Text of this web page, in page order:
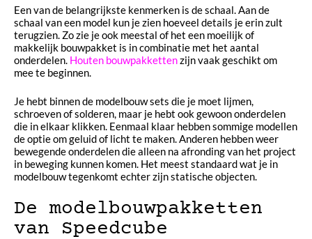
Een van de belangrijkste kenmerken is de schaal. Aan de
schaal van een model kun je zien hoeveel details je erin zult
terugzien. Zo zie je ook meestal of het een moeilijk of
makkelijk bouwpakket is in combinatie met het aantal
onderdelen. Houten bouwpakkettenzijn vaak geschikt om
mee te beginnen.
Je hebt binnen de modelbouw sets die je moet lijmen,
schroeven of solderen, maar je hebt ook gewoon onderdelen
die in elkaar klikken. Eenmaal klaar hebben sommige modellen
de optie om geluid of licht te maken. Anderen hebben weer
bewegende onderdelen die alleen na afronding van het project
in beweging kunnen komen. Het meest standaard wat je in
modelbouw tegenkomt echter zijn statische objecten.
De modelbouwpakketten
van Speedcube